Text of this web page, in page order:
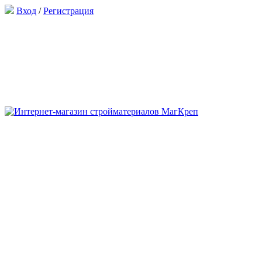
Вход /Регистрация